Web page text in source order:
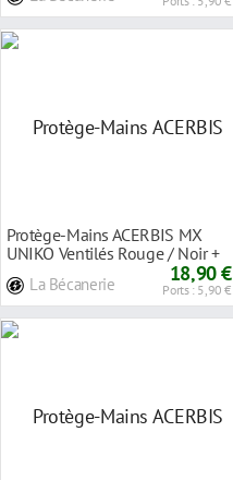
Protège-Mains ACERBIS MX
UNIKO Ventilés Rouge / Noir +
La Bécanerie 18,90 €
Ports : 5,90 €